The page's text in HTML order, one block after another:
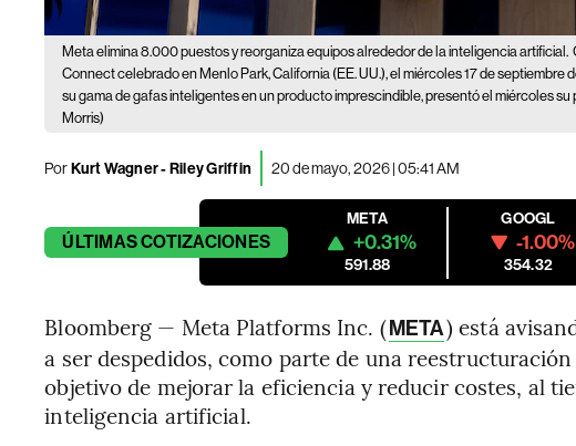
Meta elimina 8.000 puestos y reorganiza equipos alrededor de la inteligencia artificial.
Connect celebrado en Menlo Park, California (EE. UU.), el miércoles 17 de
su gama de gafas inteligentes en un producto imprescindible, presentó el miércoles
Morris)
PorKurt Wagner - Riley Griffin 20 de mayo, 2026 | 05:41 AM
ÚLTIMASCOTIZACIONES
META
+0.31%
591.88
GOOGL
-1.00%
354.32
Bloomberg — Meta Platforms Inc. (META) está
a ser despedidos, como parte de una
objetivo de mejorar la eficiencia y reducir costes, al
inteligencia artificial.